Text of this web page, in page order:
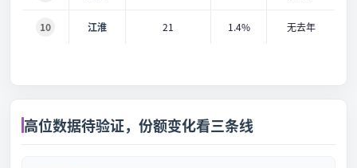
10 江淮 21 1.4% 无去年
高位数据待验证，份额变化看三条线